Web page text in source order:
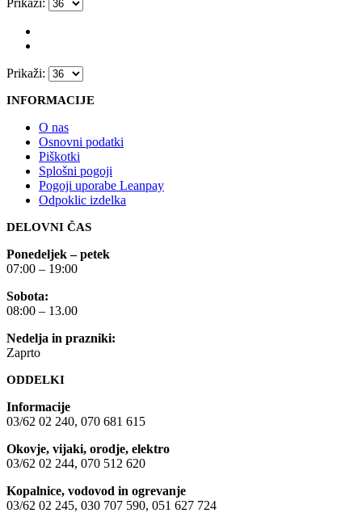
Prikaži:
INFORMACIJE
O nas
Osnovni podatki
Piškotki
Splošni pogoji
Pogoji uporabe Leanpay
Odpoklic izdelka
DELOVNI ČAS
Ponedeljek – petek
07:00 – 19:00
Sobota:
08:00 – 13.00
Nedelja in prazniki:
Zaprto
ODDELKI
Informacije
03/62 02 240, 070 681 615
Okovje, vijaki, orodje, elektro
03/62 02 244, 070 512 620
Kopalnice, vodovod in ogrevanje
03/62 02 245, 030 707 590, 051 627 724